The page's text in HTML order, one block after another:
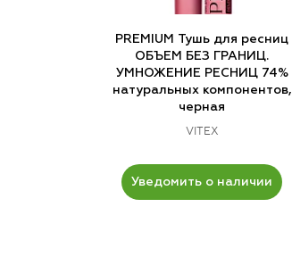
PREMIUM Тушь для ресниц
ОБЪЕМ БЕЗ ГРАНИЦ.
УМНОЖЕНИЕ РЕСНИЦ 74%
натуральных компонентов,
черная
VITEX
Уведомить о наличии